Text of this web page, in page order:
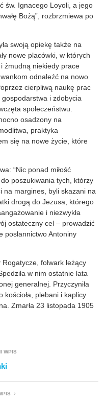
św. Ignacego Loyoli, a jego
Bożą”, rozbrzmiewa po
swoją opiekę także na
nowe placówki, w których
żmudną niekiedy prace
odnaleźć na nowo
cierpliwą naukę prac
i zdobycia
społeczeństwu.
osadzony na
praktyka
się na nowe życie, które
“Nic ponad miłość
do poszukiwania tych, którzy
na margines, byli skazani na
drogą do Jezusa, którego
i niezwykła
ostateczny cel – prowadzić
posłannictwo Antoniny
folwark leżący
w nim ostatnie lata
generalnej. Przyczyniła
kościoła, plebani i kaplicy
Zmarła 23 listopada 1905
WPIS